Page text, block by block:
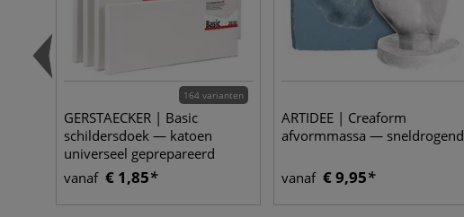
164 varianten
GERSTAECKER | Basic
schildersdoek — katoen
universeel geprepareerd
vanaf € 1,85
ARTIDEE | Creaform
afvormmassa — sneldrogend
vanaf € 9,95